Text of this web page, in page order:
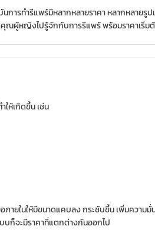
ำรีแพร์มีหลากหลายราคา หลากหลายรูปแ
ณผู้หญิงไปรู้จักกับการรีแพร์ พร้อมราคาเริ่ม
ห้เกิดขึ้น เช่น
ในให้มีขนาดแคบลง กระชับขึ้น เพิ่มความมั่
บก็จะมีราคาที่แตกต่างกันออกไป